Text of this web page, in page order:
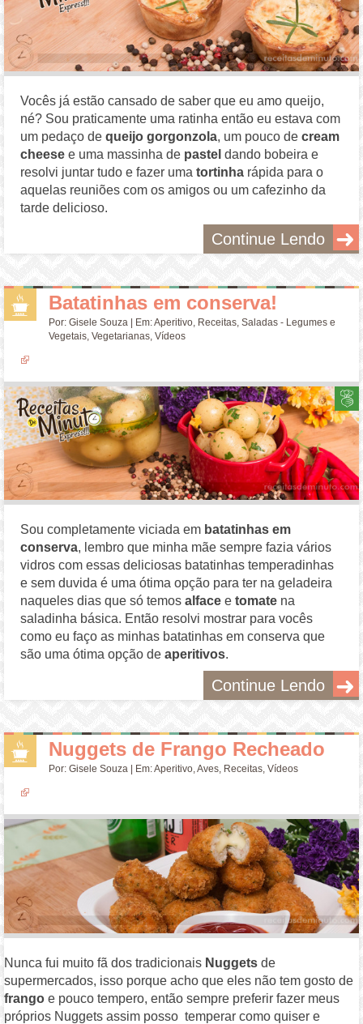
Vocês já estão cansado de saber que eu amo queijo,
né? Sou praticamente uma ratinha então eu estava com
um pedaço dequeijo gorgonzola, um pouco decream
cheese e uma massinha de pastel dando bobeira e
resolvi juntar tudo e fazer uma tortinha rápida para o
aquelas reuniões com os amigos ou um cafezinho da
tarde delicioso.
Continue Lendo
Batatinhas em conserva!
Por:Gisele Souza | Em:Aperitivo Receitas ,Saladas - Legumes e
Vegetais ,Vegetarianas ,Vídeos
Sou completamente viciada em batatinhas em
conserva, lembro que minha mãe sempre fazia vários
vidros com essas deliciosas batatinhas temperadinhas
e sem duvida é uma ótima opção para ter na geladeira
naqueles dias que só temosalface e tomate na
saladinha básica. Então resolvi mostrar para vocês
como eu faço as minhas batatinhas em conserva que
são uma ótima opção de aperitivos.
Continue Lendo
Nuggets de Frango Recheado
Por:Gisele Souza | Em:Aperitivo,Aves, Receitas,Vídeos
Nunca fui muito fã dos tradicionais Nuggets de
supermercados, isso porque acho que eles não tem gosto de
frango e pouco tempero, então sempre preferir fazer meus
próprios Nuggets assim posso temperar como quiser e